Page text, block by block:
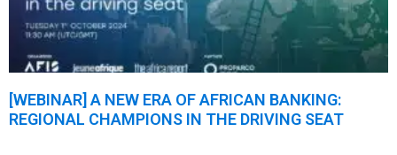
[WEBINAR] A NEW ERA OF AFRICAN BANKING:
REGIONAL CHAMPIONS IN THE DRIVING SEAT